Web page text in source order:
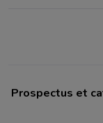
Prospectus et